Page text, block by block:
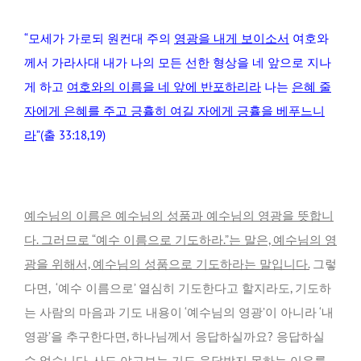
“모세가 가로되 원컨대 주의 영광을 내게 보이소서 여호와
께서 가라사대 내가 나의 모든 선한 형상을 네 앞으로 지나
게 하고 여호와의 이름을 네 앞에 반포하리라 나는 은혜 줄
자에게 은혜를 주고 긍휼히 여길 자에게 긍휼을 베푸느니
라”(출 33:18,19)
예수님의 이름은 예수님의 성품과 예수님의 영광을 뜻합니
다. 그러므로 “예수 이름으로 기도하라.”는 말은, 예수님의 영
광을 위해서, 예수님의 성품으로 기도하라는 말입니다.그렇
다면, ‘예수 이름으로’ 열심히 기도한다고 할지라도, 기도하
는 사람의 마음과 기도 내용이 ‘예수님의 영광’이 아니라 ‘내
영광’을 추구한다면, 하나님께서 응답하실까요? 응답하실